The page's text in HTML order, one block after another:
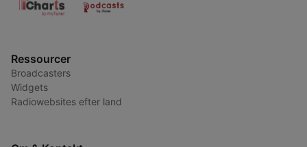
Ressourcer
Broadcasters
Widgets
Radiowebsites efter land